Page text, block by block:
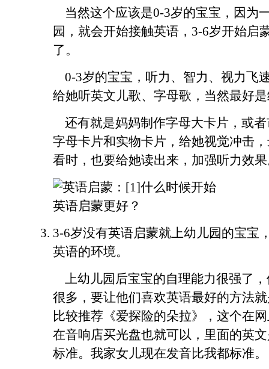
当然这个应该是0-3岁的宝宝，因为
园，就会开始接触英语，3-6岁开始启
了。
0-3岁的宝宝，听力、智力、视力飞
给她听英文儿歌、字母歌，当然最好
还有就是妈妈制作字母大卡片，或
字母卡片和实物卡片，给她视觉冲击
看时，也要给她读出来，加强听力效
3-6岁没有英语启蒙就上幼儿园的宝宝
英语的环境。
上幼儿园后宝宝的自理能力很强了
很多，要让他们喜欢英语最好的方法
比较推荐《爱探险的朵拉》，这个在
在音响店买光盘也就可以，里面的英
标准。我家女儿现在发音比我都标准。